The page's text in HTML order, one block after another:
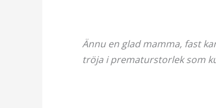
Ännu en glad mamma, fast
tröja i prematurstorlek som